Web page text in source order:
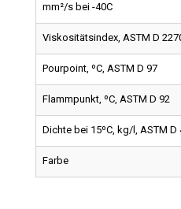
mm²/s bei -40C
Viskositätsindex, ASTM D
Pourpoint, ºC, ASTM D 97
Flammpunkt, ºC, ASTM D 92
Dichte bei 15ºC, kg/l, ASTM D
Farbe